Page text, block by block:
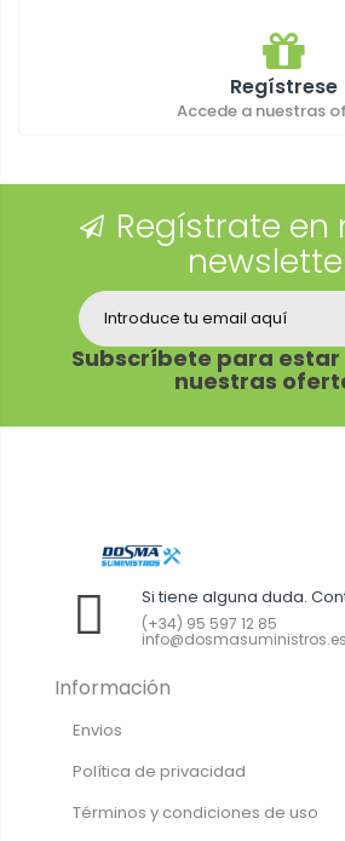
Regístrese
Accede a nuestras
Regístrate en
Subscríbete para
nuestras
Si tiene alguna duda.
(+34) 95 597 12 85
info@dosmasuministros.es
Información
Envios
Política de privacidad
Términos y condiciones de uso